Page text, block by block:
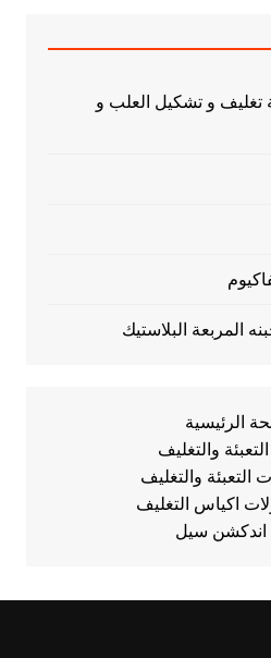
تغليف و تشكيل العلب و
المربعة البلاستيك
الرئيسية
والتغليف
التعبئة والتغليف
اكياس التغليف
سيل